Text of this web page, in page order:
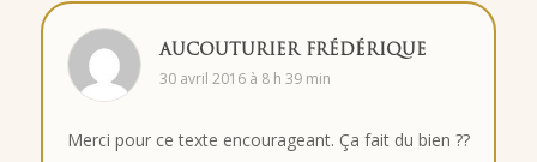
AUCOUTURIER FRÉDÉRIQUE
30 avril 2016 à 8 h 39 min
Merci pour ce texte encourageant. Ça fait du bien ??